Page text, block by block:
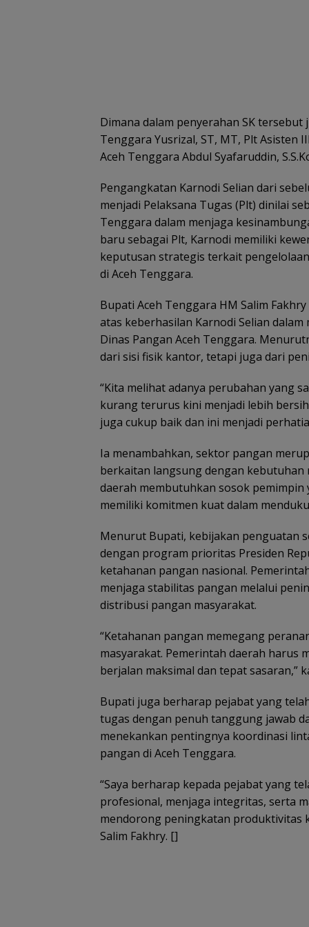
Dimana dalam penyerahan SK
Tenggara Yusrizal, ST, MT, Plt Asisten
Aceh Tenggara Abdul Syafaruddin,
Pengangkatan Karnodi Selian dari
menjadi Pelaksana Tugas (Plt) dinilai
Tenggara dalam menjaga
baru sebagai Plt, Karnodi memiliki
keputusan strategis terkait
di Aceh Tenggara.
Bupati Aceh Tenggara HM Salim
atas keberhasilan Karnodi Selian
Dinas Pangan Aceh Tenggara.
dari sisi fisik kantor, tetapi juga dari
“Kita melihat adanya perubahan yang
kurang terurus kini menjadi lebih
juga cukup baik dan ini menjadi
Ia menambahkan, sektor pangan
berkaitan langsung dengan kebutuhan
daerah membutuhkan sosok
memiliki komitmen kuat dalam
Menurut Bupati, kebijakan penguatan
dengan program prioritas Presiden
ketahanan pangan nasional.
menjaga stabilitas pangan melalui
distribusi pangan masyarakat.
“Ketahanan pangan memegang
masyarakat. Pemerintah daerah harus
berjalan maksimal dan tepat sasaran,”
Bupati juga berharap pejabat yang
tugas dengan penuh tanggung jawab
menekankan pentingnya koordinasi
pangan di Aceh Tenggara.
“Saya berharap kepada pejabat yang
profesional, menjaga integritas, serta
mendorong peningkatan produktivitas
Salim Fakhry. []